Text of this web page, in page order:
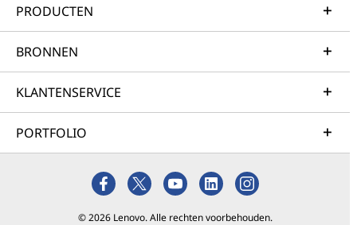
PRODUCTEN
BRONNEN
KLANTENSERVICE
PORTFOLIO
© 2026 Lenovo. Alle rechten voorbehouden.